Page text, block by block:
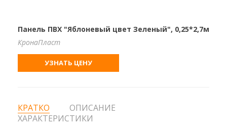
Панель ПВХ "Яблоневый цвет Зеленый", 0,25*2,7м
КронаПласт
УЗНАТЬ ЦЕНУ
КРАТКО
ОПИСАНИЕ
ХАРАКТЕРИСТИКИ